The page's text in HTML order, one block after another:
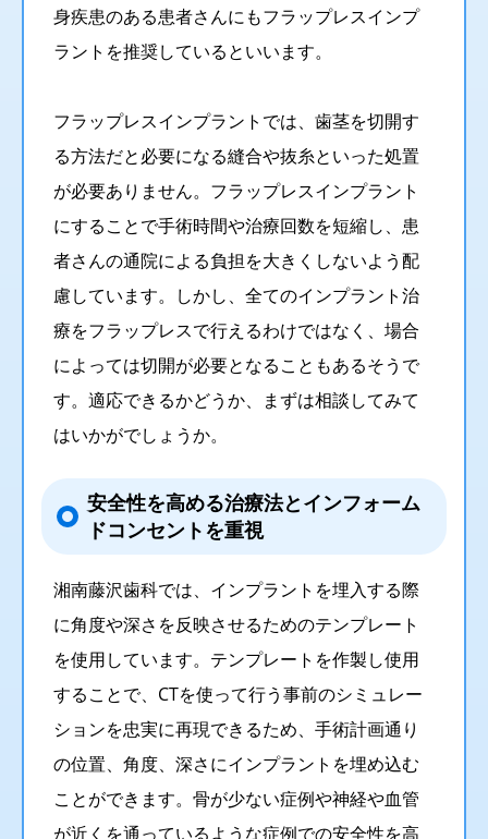
身疾患のある患者さんにもフラップレスインプ
ラントを推奨しているといいます。
フラップレスインプラントでは、歯茎を切開す
る方法だと必要になる縫合や抜糸といった処置
が必要ありません。フラップレスインプラント
にすることで手術時間や治療回数を短縮し、患
者さんの通院による負担を大きくしないよう配
慮しています。しかし、全てのインプラント治
療をフラップレスで行えるわけではなく、場合
によっては切開が必要となることもあるそうで
す。適応できるかどうか、まずは相談してみて
はいかがでしょうか。
安全性を高める治療法とインフォーム
ドコンセントを重視
湘南藤沢歯科では、インプラントを埋入する際
に角度や深さを反映させるためのテンプレート
を使用しています。テンプレートを作製し使用
することで、CTを使って行う事前のシミュレー
ションを忠実に再現できるため、手術計画通り
の位置、角度、深さにインプラントを埋め込む
ことができます。骨が少ない症例や神経や血管
が近くを通っているような症例での安全性を高